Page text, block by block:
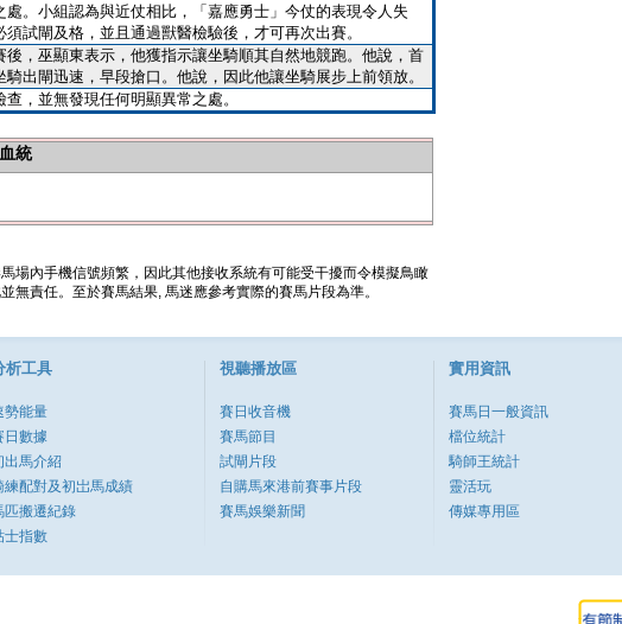
處。小組認為與近仗相比，「嘉應勇士」今仗的表現令人失
試閘及格，並且通過獸醫檢驗後，才可再次出賽。
後，巫顯東表示，他獲指示讓坐騎順其自然地競跑。他說，首
騎出閘迅速，早段搶口。他說，因此他讓坐騎展步上前領放。
，並無發現任何明顯異常之處。
統
場內手機信號頻繁，因此其他接收系統有可能受干擾而令模擬鳥瞰
責任。至於賽馬結果, 馬迷應參考實際的賽馬片段為準。
析工具
勢能量
日數據
出馬介紹
練配對及初岀馬成績
匹搬遷紀錄
士指數
視聽播放區
賽日收音機
賽馬節目
試閘片段
自購馬來港前賽事片段
賽馬娛樂新聞
實用資訊
賽馬日一般資訊
檔位統計
騎師王統計
靈活玩
傳媒專用區